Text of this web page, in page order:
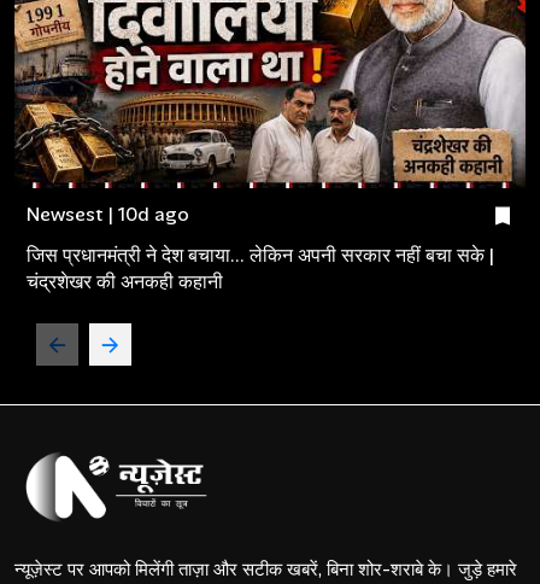
Newsest | 10d ago
जिस प्रधानमंत्री ने देश बचाया... लेकिन अपनी सरकार नहीं बचा सके |
चंद्रशेखर की अनकही कहानी
न्यूज़ेस्ट पर आपको मिलेंगी ताज़ा और सटीक खबरें, बिना शोर-शराबे के। जुड़े हमारे